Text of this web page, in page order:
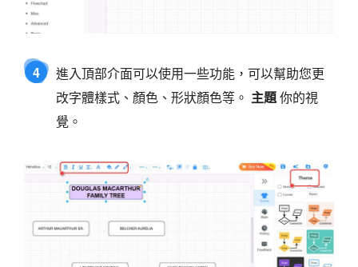
4
進入頂部介面可以使用一些功能，可以幫助您更
改字體樣式、顏色、形狀顏色等。 主題你的視
覺。